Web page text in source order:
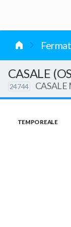
CASALE
24744 CASALE
TEMPO REALE